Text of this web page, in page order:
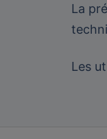
La
Les